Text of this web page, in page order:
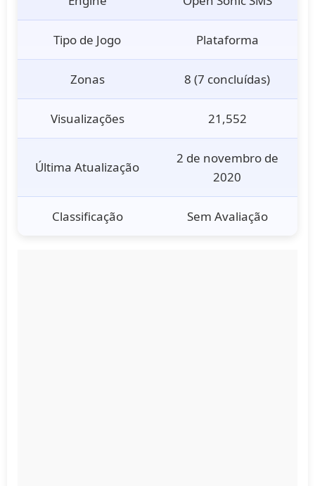
Tipo de Jogo Plataforma
Zonas 8 (7 concluídas)
Visualizações 21,552
Última Atualização
2 de novembro de
2020
Classificação Sem Avaliação